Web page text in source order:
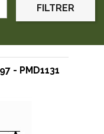
FILTRER
- PMD1131